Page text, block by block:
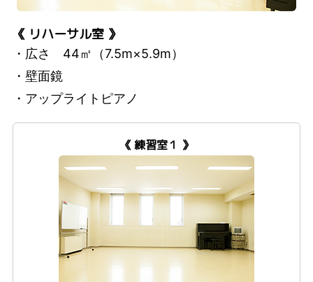
《 リハーサル室 》
・広さ 44㎡（7.5m×5.9m）
・壁面鏡
・アップライトピアノ
《 練習室１ 》